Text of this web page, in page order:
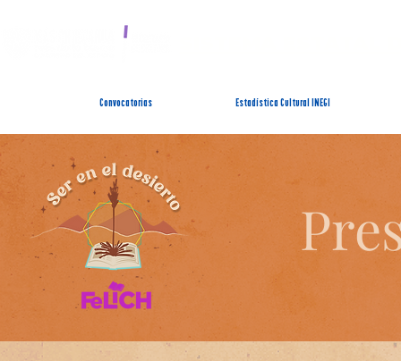
Convocatorias Estadística Cultural INEGI